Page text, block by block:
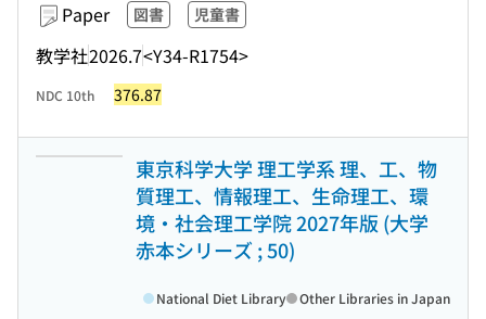
Paper 図書 児童書
教学社2026.7<Y34-R1754>
NDC 10th 376.87
東京科学大学 理工学系 理、工、物
質理工、情報理工、生命理工、環
境・社会理工学院 2027年版 (大学
赤本シリーズ ; 50)
National Diet Library Other Libraries in Japan